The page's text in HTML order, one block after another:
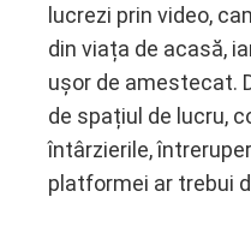
lucrezi prin video,
din viața de acasă,
ușor de amestecat.
de spațiul de lucru,
întârzierile,
platformei ar trebui